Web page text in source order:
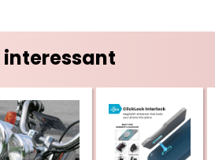
interessant